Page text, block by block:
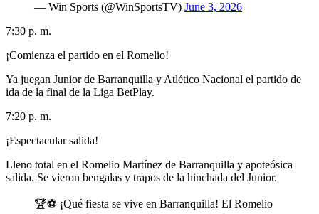
— Win Sports (@WinSportsTV) June 3, 2026
7:30 p. m.
¡Comienza el partido en el Romelio!
Ya juegan Junior de Barranquilla y Atlético Nacional el partido de
ida de la final de la Liga BetPlay.
7:20 p. m.
¡Espectacular salida!
Lleno total en el Romelio Martínez de Barranquilla y apoteósica
salida. Se vieron bengalas y trapos de la hinchada del Junior.
🏆⚽ ¡Qué fiesta se vive en Barranquilla! El Romelio